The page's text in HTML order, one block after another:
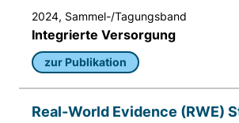
2024, Sammel-/Tagungsband
Integrierte Versorgung
zur Publikation
Real-World Evidence (RWE)